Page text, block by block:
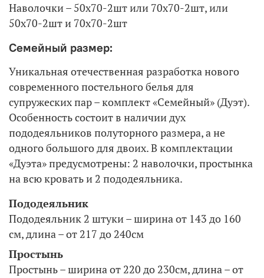
Наволочки – 50х70-2шт или 70х70-2шт, или
50х70-2шт и 70х70-2шт
Семейный размер:
Уникальная отечественная разработка нового
современного постельного белья для
супружеских пар – комплект «Семейный» (Дуэт).
Особенность состоит в наличии дух
пододеяльников полуторного размера, а не
одного большого для двоих. В комплектации
«Дуэта» предусмотрены: 2 наволочки, простынка
на всю кровать и 2 пододеяльника.
Пододеяльник
Пододеяльник 2 штуки – ширина от 143 до 160
см, длина – от 217 до 240см
Простынь
Простынь – ширина от 220 до 230см, длина – от